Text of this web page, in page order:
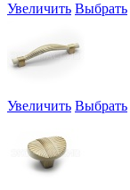
Увеличить Выбрать
Увеличить Выбрать